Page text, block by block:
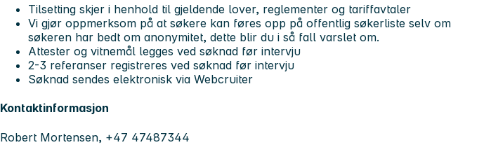
Tilsetting skjer i henhold til gjeldende lover, reglementer og tariffavtaler
Vi gjør oppmerksom på at søkere kan føres opp på offentlig søkerliste selv om
søkeren har bedt om anonymitet, dette blir du i så fall varslet om.
Attester og vitnemål legges ved søknad før intervju
2-3 referanser registreres ved søknad før intervju
Søknad sendes elektronisk via Webcruiter
Kontaktinformasjon
Robert Mortensen, +47 47487344